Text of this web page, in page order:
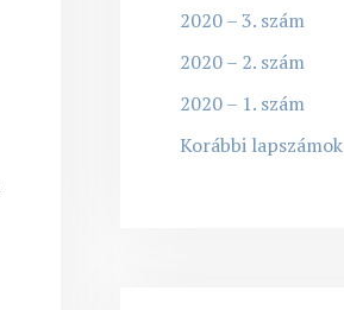
2020 – 3. szám
2020 – 2. szám
2020 – 1. szám
Korábbi lapszámok